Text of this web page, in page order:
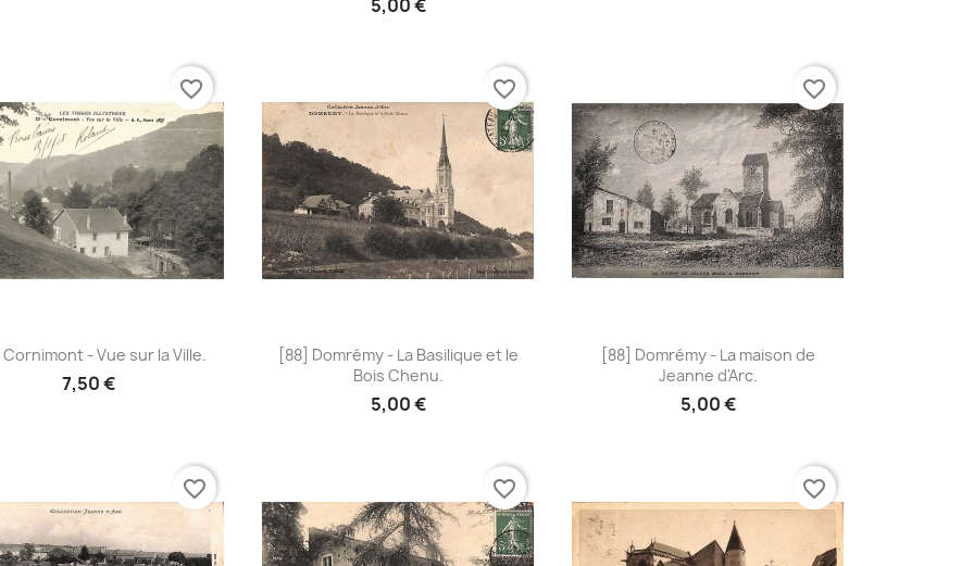
5,00 €
Aperçu rapide
- Vue sur la Ville.
7,50 €
favorite_border
Aperçu rapide
[88] Domrémy - La Basilique et le
Bois Chenu.
5,00 €
favorite_border
Aperçu rapide
[88] Domrémy - La maison de
Jeanne d'Arc.
5,00 €
favorite_border
favorite_border favorite_border favorite_border